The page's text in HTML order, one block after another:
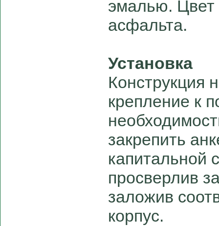
эмалью. Цвет
асфальта.
Установка
Конструкция
крепление к
закрепить
капитальной
просверлив
заложив
корпус.